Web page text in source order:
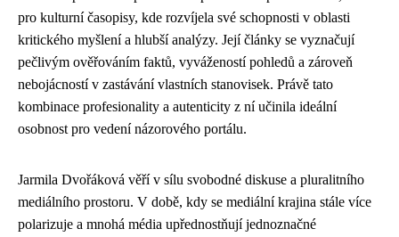
pro kulturní časopisy, kde rozvíjela své schopnosti v oblasti
kritického myšlení a hlubší analýzy. Její články se vyznačují
pečlivým ověřováním faktů, vyvážeností pohledů a zároveň
nebojácností v zastávání vlastních stanovisek. Právě tato
kombinace profesionality a autenticity z ní učinila ideální
osobnost pro vedení názorového portálu.
Jarmila Dvořáková věří v sílu svobodné diskuse a pluralitního
mediálního prostoru. V době, kdy se mediální krajina stále více
polarizuje a mnohá média upřednostňují jednoznačné